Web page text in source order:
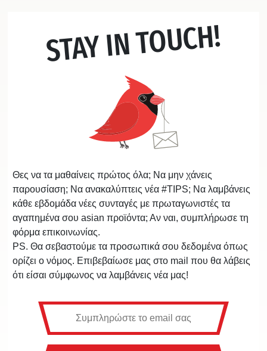
STAY IN TOUCH!
Θες να τα μαθαίνεις πρώτος όλα; Να μην χάνεις
παρουσίαση; Να ανακαλύπτεις νέα #TIPS; Να λαμβάνεις
κάθε εβδομάδα νέες συνταγές με πρωταγωνιστές τα
αγαπημένα σου asian προϊόντα; Αν ναι, συμπλήρωσε τη
φόρμα επικοινωνίας.
PS. Θα σεβαστούμε τα προσωπικά σου δεδομένα όπως
ορίζει ο νόμος. Επιβεβαίωσε μας στο mail που θα λάβεις
ότι είσαι σύμφωνος να λαμβάνεις νέα μας!